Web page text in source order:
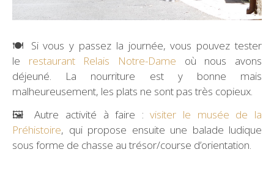
🍽 Si vous y passez la journée, vous pouvez tester
le restaurant Relais Notre-Dame où nous avons
déjeuné. La nourriture est y bonne mais
malheureusement, les plats ne sont pas très copieux.
🖼 Autre activité à faire :visiter le musée de la
Préhistoire, qui propose ensuite une balade ludique
sous forme de chasse au trésor/course d’orientation.